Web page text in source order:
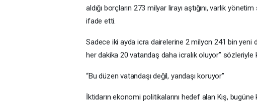
aldığı borçların 273 milyar lirayı aştığını, varlık
ifade etti.
Sadece iki ayda icra dairelerine 2 milyon 241 bin yeni
her dakika 20 vatandaş daha icralık oluyor”
“Bu düzen vatandaşı değil, yandaşı koruyor”
İktidarın ekonomi politikalarını hedef alan Kış,